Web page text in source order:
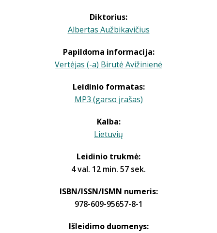
Diktorius:
Albertas Aužbikavičius
Papildoma informacija:
Vertėjas (-a) Birutė Avižinienė
Leidinio formatas:
MP3 (garso įrašas)
Kalba:
Lietuvių
Leidinio trukmė:
4 val. 12 min. 57 sek.
ISBN/ISSN/ISMN numeris:
978-609-95657-8-1
Išleidimo duomenys: